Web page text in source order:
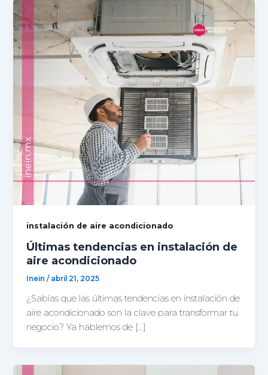
instalación de aire acondicionado
Últimas tendencias en instalación de
aire acondicionado
Inein/ abril 21, 2025
¿Sabías que las últimas tendencias en instalación de
aire acondicionado son la clave para transformar tu
negocio? Ya hablemos de […]